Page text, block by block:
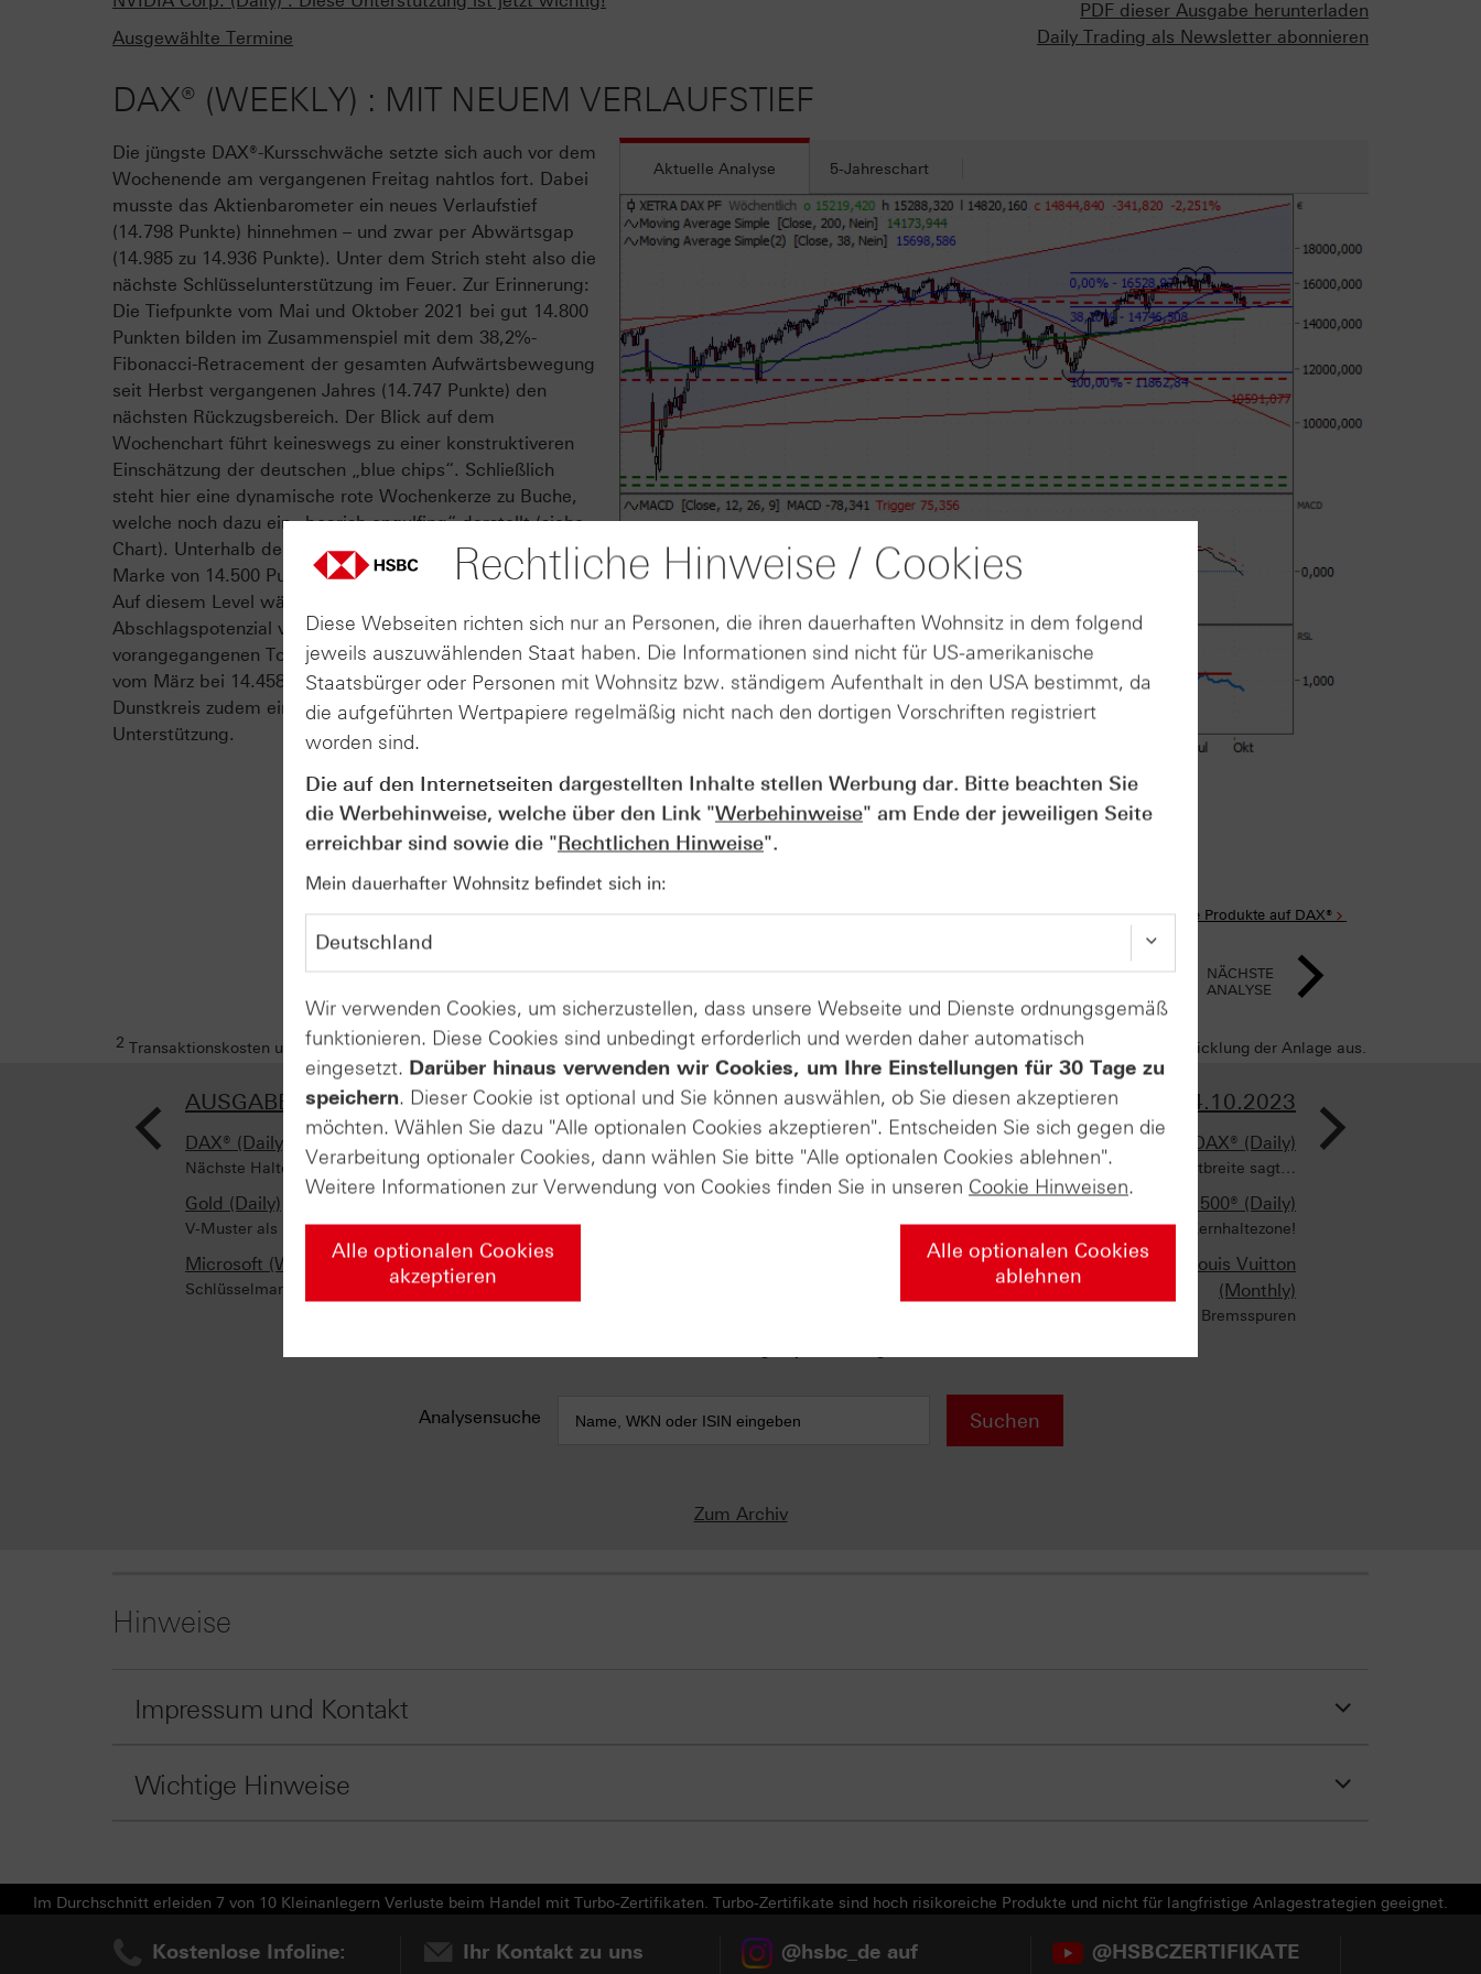
PDF dieser Ausgabe herunterladen
Daily Trading als Newsletter abonnieren
Ausgewählte Termine
DAX® (WEEKLY) : MIT NEUEM VERLAUFSTIEF
Aktuelle Analyse 5-Jahreschart
Quelle: Refinitiv, tradesignal² / 5-Jahreschart im Anhang
Die jüngste DAX®-Kursschwäche setzte sich auch vor dem
Wochenende am vergangenen Freitag nahtlos fort. Dabei
musste das Aktienbarometer ein neues Verlaufstief
(14.798 Punkte) hinnehmen – und zwar per Abwärtsgap
(14.985 zu 14.936 Punkte). Unter dem Strich steht also die
nächste Schlüsselunterstützung im Feuer. Zur Erinnerung:
Die Tiefpunkte vom Mai und Oktober 2021 bei gut 14.800
Punkten bilden im Zusammenspiel mit dem 38,2%-
Fibonacci-Retracement der gesamten Aufwärtsbewegung
seit Herbst vergangenen Jahres (14.747 Punkte) den
nächsten Rückzugsbereich. Der Blick auf dem
Wochenchart führt keineswegs zu einer konstruktiveren
Einschätzung der deutschen „blue chips“. Schließlich
steht hier eine dynamische rote Wochenkerze zu Buche,
welche noch dazu ein „bearish engulfing“ darstellt (siehe
Chart). Unterhalb der beschriebenen Bastion steckt die
Marke von 14.500 Punkten die nächste Rückzugslinie ab.
Auf diesem Level wäre das rechnerische
Abschlagspotenzial von 1.000 Punkten aus der
vorangegangenen Topbildung ausgeschöpft. Mit dem Tief
vom März bei 14.458 Punkten besteht in diesem
Dunstkreis zudem eine zusätzliche horizontale
Unterstützung.
Alle Produkte auf DAX®
NÄCHSTE
ANALYSE
2 Transaktionskosten und Ihr Depotpreis (soweit diese anfallen) sind in der Darstellung nicht berücksichtigt und wirken sich negativ auf die Wertentwicklung der Anlage aus.
< >
AUSGABE VOM 20.10.2023
DAX® (Daily)
Nächste Haltezone "im Feuer"
Gold (Daily)
V-Muster als Katalysator
Microsoft (Weekly)
Schlüsselmarken – oben wie unten!
AUSGABE VOM 24.10.2023
DAX® (Daily)
Was die Marktbreite sagt…
S&P 500® (Daily)
Achtung: Kernhaltezone!
LVMH Moet Hennessy Louis Vuitton
(Monthly)
Dauerläufer mit Bremsspuren
AUSGABE VOM 23.10.2023
DAX® (Weekly)
Mit neuem Verlaufstief
10-jährige Rendite USA (Monthly)
Analysensuche Suchen
Zum Archiv
Hinweise
Impressum und Kontakt
Wichtige Hinweise
Im Durchschnitt erleiden 7 von 10 Kleinanlegern Verluste beim Handel mit Turbo-Zertifikaten. Turbo-Zertifikate sind hoch risikoreiche Produkte und nicht für langfristige Anlagestrategien geeignet.
Kostenlose Infoline:
Ihr Kontakt zu uns
@hsbc_de auf
@HSBCZERTIFIKATE
Rechtliche Hinweise / Cookies
Diese Webseiten richten sich nur an Personen, die ihren dauerhaften Wohnsitz in dem folgend
jeweils auszuwählenden Staat haben. Die Informationen sind nicht für US-amerikanische
Staatsbürger oder Personen mit Wohnsitz bzw. ständigem Aufenthalt in den USA bestimmt, da
die aufgeführten Wertpapiere regelmäßig nicht nach den dortigen Vorschriften registriert
worden sind.
Die auf den Internetseiten dargestellten Inhalte stellen Werbung dar. Bitte beachten Sie
die Werbehinweise, welche über den Link "Werbehinweise" am Ende der jeweiligen Seite
erreichbar sind sowie die "Rechtlichen Hinweise".
Mein dauerhafter Wohnsitz befindet sich in:
Wir verwenden Cookies, um sicherzustellen, dass unsere Webseite und Dienste ordnungsgemäß
funktionieren. Diese Cookies sind unbedingt erforderlich und werden daher automatisch
eingesetzt. Darüber hinaus verwenden wir Cookies, um Ihre Einstellungen für 30 Tage zu
speichern. Dieser Cookie ist optional und Sie können auswählen, ob Sie diesen akzeptieren
möchten. Wählen Sie dazu "Alle optionalen Cookies akzeptieren". Entscheiden Sie sich gegen die
Verarbeitung optionaler Cookies, dann wählen Sie bitte "Alle optionalen Cookies ablehnen".
Weitere Informationen zur Verwendung von Cookies finden Sie in unseren Cookie Hinweisen.
Alle optionalen Cookies
akzeptieren
Alle optionalen Cookies
ablehnen